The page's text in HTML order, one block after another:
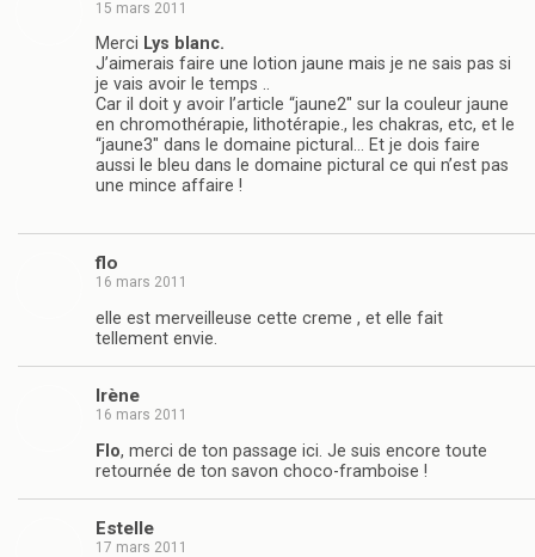
15 mars 2011
Merci Lys blanc.
J’aimerais faire une lotion jaune mais je ne sais pas si
je vais avoir le temps ..
Car il doit y avoir l’article “jaune2″ sur la couleur jaune
en chromothérapie, lithotérapie., les chakras, etc, et le
“jaune3″ dans le domaine pictural… Et je dois faire
aussi le bleu dans le domaine pictural ce qui n’est pas
une mince affaire !
flo
16 mars 2011
elle est merveilleuse cette creme , et elle fait
tellement envie.
Irène
16 mars 2011
Flo, merci de ton passage ici. Je suis encore toute
retournée de ton savon choco-framboise !
Estelle
17 mars 2011